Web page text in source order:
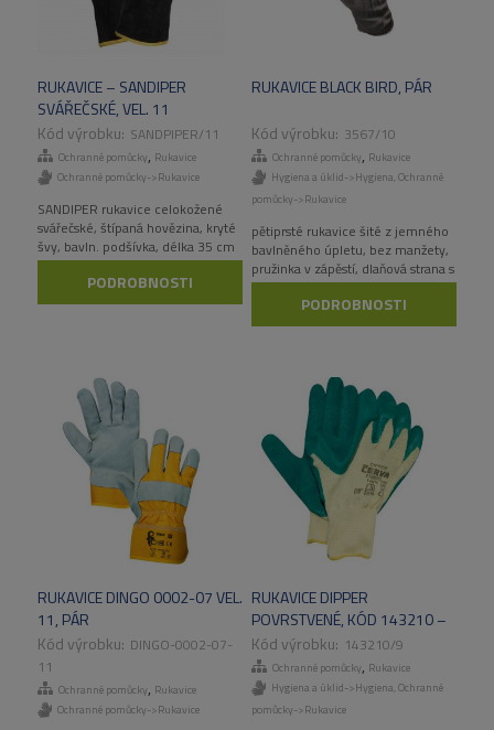
RUKAVICE – SANDIPER
SVÁŘEČSKÉ, VEL. 11
SANDPIPER/11
Ochranné pomůcky, Rukavice
Ochranné pomůcky->Rukavice
SANDIPER rukavice celokožené
svářečské, štípaná hovězina, kryté
švy, bavln. podšívka, délka 35 cm
PODROBNOSTI
RUKAVICE BLACK BIRD, PÁR
3567/10
Ochranné pomůcky, Rukavice
Hygiena a úklid->Hygiena Ochranné
pomůcky->Rukavice
pětiprsté rukavice šité z jemného
bavlněného úpletu, bez manžety,
pružinka v zápěstí, dlaňová strana s
drobnými černými PVC terčíky
PODROBNOSTI
RUKAVICE DINGO 0002-07 VEL.
11, PÁR
DINGO-0002-07-
11
Ochranné pomůcky, Rukavice
Ochranné pomůcky->Rukavice
RUKAVICE DIPPER
POVRSTVENÉ, KÓD 143210 –
VEL. 10, PÁR
143210/9
Ochranné pomůcky, Rukavice
Hygiena a úklid->Hygiena, Ochranné
pomůcky->Rukavice